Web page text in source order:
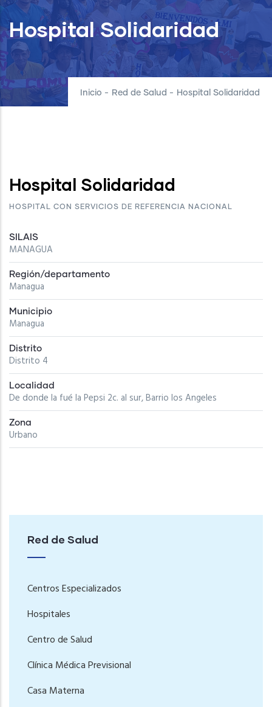
Hospital Solidaridad
Inicio - Red de Salud - Hospital Solidaridad
Hospital Solidaridad
HOSPITAL CON SERVICIOS DE REFERENCIA NACIONAL
SILAIS
MANAGUA
Región/departamento
Managua
Municipio
Managua
Distrito
Distrito 4
Localidad
De donde la fué la Pepsi 2c. al sur, Barrio los Angeles
Zona
Urbano
Red de Salud
Centros Especializados
Hospitales
Centro de Salud
Clínica Médica Previsional
Casa Materna